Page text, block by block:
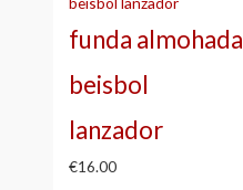
funda almohada
beisbol
lanzador
€16.00